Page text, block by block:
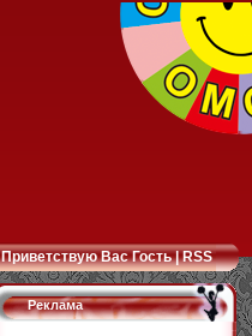
Приветствую Вас Гость|RSS
Реклама